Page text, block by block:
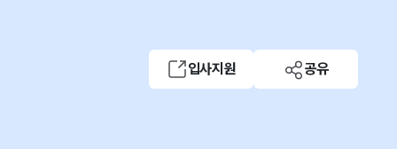
입사지원 공유